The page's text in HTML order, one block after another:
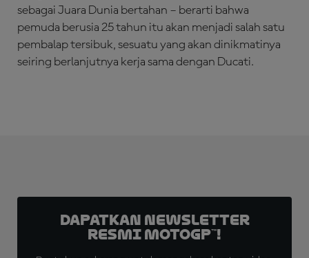
sebagai Juara Dunia bertahan – berarti bahwa
pemuda berusia 25 tahun itu akan menjadi salah satu
pembalap tersibuk, sesuatu yang akan dinikmatinya
seiring berlanjutnya kerja sama dengan Ducati.
Dapatkan Newsletter
Resmi MotoGP™!